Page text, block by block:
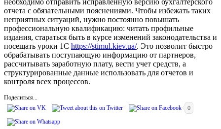
отчета с обязательными пояснениями. Чтобы избежать таких
неприятных ситуаций, нужно постоянно повышать
профессиональную квалификацию: читать профильные
издания, стараться быть в курсе изменений законодательства и
посещать уроки 1С https://stimul.kiev.ua/. Это позволит быстро
обрабатывать поступающую информацию от партнеров,
рассчитывать заработную плату, вести учет средств, а
структурированные данные использовать для отчетов и
контроля всех процессов.
Поделиться...
0